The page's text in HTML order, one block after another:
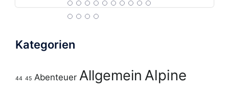
Kategorien
44 45 Abenteuer Allgemein Alpine